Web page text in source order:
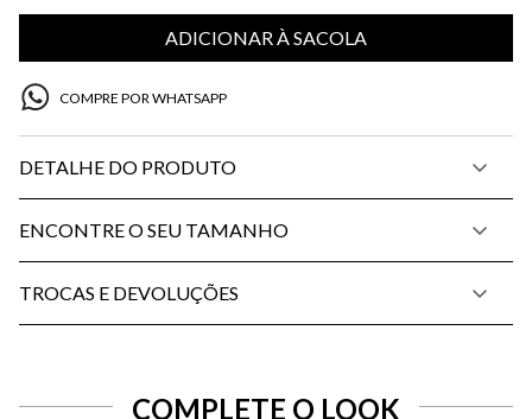
ADICIONAR À SACOLA
COMPRE POR WHATSAPP
DETALHE DO PRODUTO
ENCONTRE O SEU TAMANHO
TROCAS E DEVOLUÇÕES
COMPLETE O LOOK